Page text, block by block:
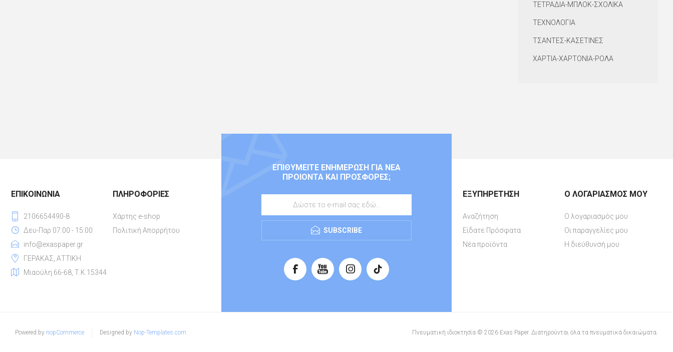
ΤΕΤΡΑΔΙΑ-ΜΠΛΟΚ-ΣΧΟΛΙΚΑ
ΤΕΧΝΟΛΟΓΙΑ
ΤΣΑΝΤΕΣ-ΚΑΣΕΤΙΝΕΣ
ΧΑΡΤΙΑ-ΧΑΡΤΟΝΙΑ-ΡΟΛΑ
ΕΠΙΘΥΜΕΊΤΕ ΕΝΗΜΈΡΩΣΗ ΓΙΑ ΝΈΑ
ΠΡΟΙΌΝΤΑ ΚΑΙ ΠΡΟΣΦΟΡΈΣ;
SUBSCRIBE
ΕΠΙΚΟΙΝΩΝΊΑ
2106654490-8
Δευ-Παρ 07:00 - 15:00
info@exaspaper.gr
ΓΕΡΑΚΑΣ, ΑΤΤΙΚΗ
Μιαούλη 66-68, Τ.Κ.15344
ΠΛΗΡΟΦΟΡΊΕΣ
Χάρτης e-shop
Πολιτική Απορρήτου
ΕΞΥΠΗΡΈΤΗΣΗ
Αναζήτηση
Είδατε Πρόσφατα
Νέα προϊόντα
Ο ΛΟΓΑΡΙΑΣΜΌΣ ΜΟΥ
Ο λογαριασμός μου
Οι παραγγελίες μου
Η διεύθυνσή μου
Powered by nopCommerce Designed by Nop-Templates.com Πνευματική ιδιοκτησία © 2026 Exas Paper. Διατηρούνται όλα τα πνευματικά δικαιώματα.